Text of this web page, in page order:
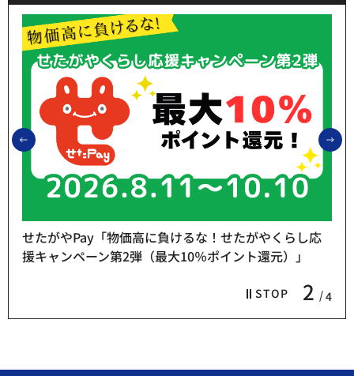
前のスライドを表示
STOP 2 4
せたがやPay「物価高に負けるな！せたがやくらし応
援キャンペーン第2弾（最大10％ポイント還元）」